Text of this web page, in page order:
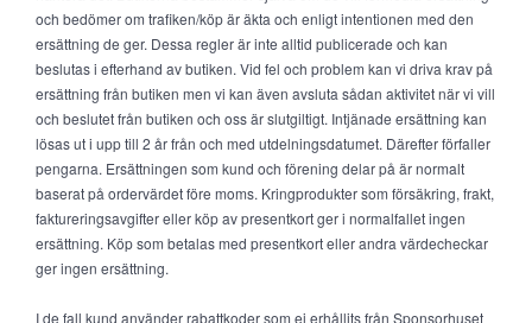
och bedömer om trafiken/köp är äkta och enligt intentionen med den
ersättning de ger. Dessa regler är inte alltid publicerade och kan
beslutas i efterhand av butiken. Vid fel och problem kan vi driva krav på
ersättning från butiken men vi kan även avsluta sådan aktivitet när vi vill
och beslutet från butiken och oss är slutgiltigt. Intjänade ersättning kan
lösas ut i upp till 2 år från och med utdelningsdatumet. Därefter förfaller
pengarna. Ersättningen som kund och förening delar på är normalt
baserat på ordervärdet före moms. Kringprodukter som försäkring, frakt,
faktureringsavgifter eller köp av presentkort ger i normalfallet ingen
ersättning. Köp som betalas med presentkort eller andra värdecheckar
ger ingen ersättning.
I de fall kund använder rabattkoder som ej erhållits från Sponsorhuset